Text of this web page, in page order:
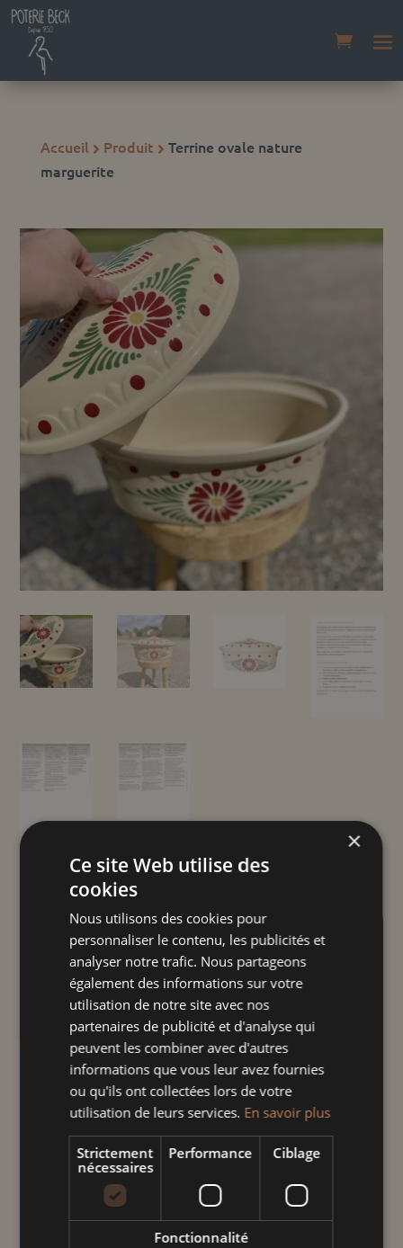
Accueil  Produit  Terrine ovale nature
marguerite
TERRINE OVALE NATURE
MARGUERITE
26,00€ –80,00€Plage
de
prix :
26,00 €
à
80,00 €
TTC
"L'incontournable de Soufflenheim"
Terrine ovale fabriquée et décorée à la
main, dans notre atelier à Soufflenheim
en Alsace.
Compatible lave-vaisselle, micro-onde et
×
Ce site Web utilise des
cookies
Nous utilisons des cookies pour
personnaliser le contenu, les publicités et
analyser notre trafic. Nous partageons
également des informations sur votre
utilisation de notre site avec nos
partenaires de publicité et d'analyse qui
peuvent les combiner avec d'autres
informations que vous leur avez fournies
ou qu'ils ont collectées lors de votre
utilisation de leurs services. En savoir plus
Strictement
nécessaires
Performance Ciblage
Fonctionnalité